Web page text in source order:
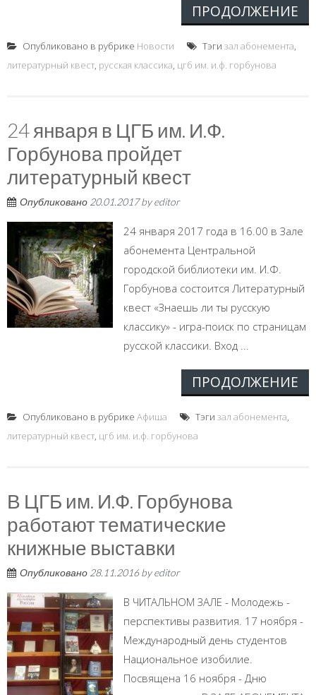
ПРОДОЛЖЕНИЕ
Опубликовано в рубрике Новости Тэги зал абонемента,
литературный квест, русская классика, цгб им. и.ф. горбунова
24 января в ЦГБ им. И.Ф.
Горбунова пройдет
литературный квест
Опубликовано 20.01.2017byeditor
24 января 2017 года в 16.00 в Зале
абонемента Центральной
городской библиотеки им. И.Ф.
Горбунова состоится Литературный
квест «Знаешь ли ты русскую
классику» - игра-поиск по страницам
русской классики. Вход ...
ПРОДОЛЖЕНИЕ
Опубликовано в рубрике Афиша Тэги зал абонемента,
литературный квест, цгб им. и.ф. горбунова
В ЦГБ им. И.Ф. Горбунова
работают тематические
книжные выставки
Опубликовано 28.11.2016byeditor
В ЧИТАЛЬНОМ ЗАЛЕ - Молодежь -
перспективы развития. 17 ноября -
Международный день студентов
Национальное изобилие.
Посвящена 16 ноября - Дню